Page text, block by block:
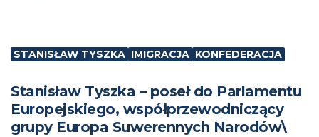
STANISŁAW TYSZKA IMIGRACJA KONFEDERACJA
Stanisław Tyszka – poseł do Parlamentu
Europejskiego, współprzewodniczący
grupy Europa Suwerennych Narodów\